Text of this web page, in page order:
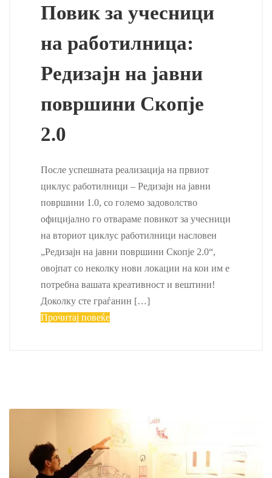
Повик за учесници
на работилница:
Редизајн на јавни
површини Скопје
2.0
После успешната реализација на првиот
циклус работилници – Редизајн на јавни
површини 1.0, со големо задоволство
официјално го отвараме повикот за учесници
на вториот циклус работилници насловен
„Редизајн на јавни површини Скопје 2.0“,
овојпат со неколку нови локации на кои им е
потребна вашата креативност и вештини!
Доколку сте граѓанин […]
Прочитај повеќе